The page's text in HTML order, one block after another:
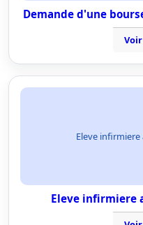
Demande d'une
Eleve
Eleve infirmiere